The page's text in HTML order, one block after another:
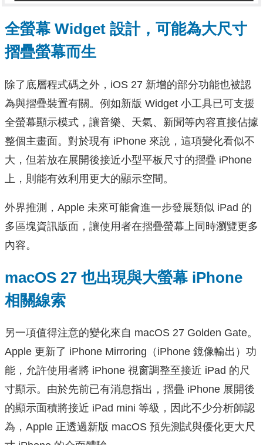
全螢幕 Widget 設計，可能為大尺寸
摺疊螢幕而生
除了底層程式碼之外，iOS 27 新增的部分功能也被認
為與摺疊裝置有關。例如新版 Widget 小工具已可支援
全螢幕顯示模式，讓音樂、天氣、新聞等內容直接佔據
整個主畫面。對於現有 iPhone 來說，這項變化看似不
大，但若放在展開後接近小型平板尺寸的摺疊 iPhone
上，則能有效利用更大的顯示空間。
外界推測，Apple 未來可能會進一步發展類似 iPad 的
多區塊資訊版面，讓使用者在摺疊螢幕上同時瀏覽更多
內容。
macOS 27 也出現與大螢幕 iPhone
相關線索
另一項值得注意的變化來自 macOS 27 Golden Gate。
Apple 更新了 iPhone Mirroring（iPhone 鏡像輸出）功
能，允許使用者將 iPhone 視窗調整至接近 iPad 的尺
寸顯示。由於先前已有消息指出，摺疊 iPhone 展開後
的顯示面積將接近 iPad mini 等級，因此不少分析師認
為，Apple 正透過新版 macOS 預先測試與優化更大尺